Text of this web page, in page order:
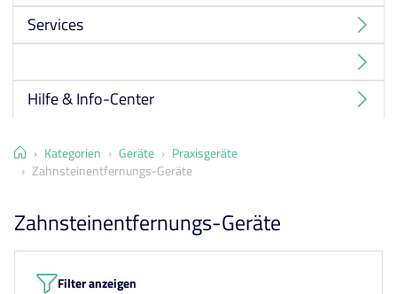
Services
Hilfe & Info-Center
Home Kategorien Geräte
Praxisgeräte
Zahnsteinentfernungs-Geräte
Zahnsteinentfernungs-Geräte
Filter anzeigen